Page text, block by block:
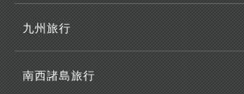
九州旅行
南西諸島旅行